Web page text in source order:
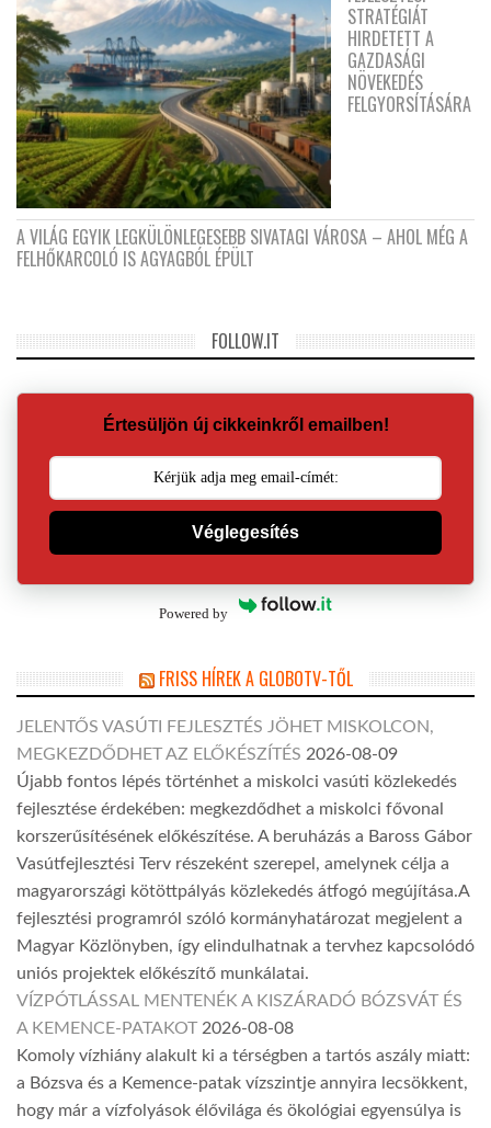
STRATÉGIÁT
HIRDETETT A
GAZDASÁGI
NÖVEKEDÉS
FELGYORSÍTÁSÁRA
A VILÁG EGYIK LEGKÜLÖNLEGESEBB SIVATAGI VÁROSA – AHOL MÉG A
FELHŐKARCOLÓ IS AGYAGBÓL ÉPÜLT
FOLLOW.IT
Értesüljön új cikkeinkről emailben!
Véglegesítés
Powered by
FRISS HÍREK A GLOBOTV-TŐL
JELENTŐS VASÚTI FEJLESZTÉS JÖHET MISKOLCON,
MEGKEZDŐDHET AZ ELŐKÉSZÍTÉS 2026-08-09
Újabb fontos lépés történhet a miskolci vasúti közlekedés
fejlesztése érdekében: megkezdődhet a miskolci fővonal
korszerűsítésének előkészítése. A beruházás a Baross Gábor
Vasútfejlesztési Terv részeként szerepel, amelynek célja a
magyarországi kötöttpályás közlekedés átfogó megújítása.A
fejlesztési programról szóló kormányhatározat megjelent a
Magyar Közlönyben, így elindulhatnak a tervhez kapcsolódó
uniós projektek előkészítő munkálatai.
VÍZPÓTLÁSSAL MENTENÉK A KISZÁRADÓ BÓZSVÁT ÉS
A KEMENCE-PATAKOT 2026-08-08
Komoly vízhiány alakult ki a térségben a tartós aszály miatt:
a Bózsva és a Kemence-patak vízszintje annyira lecsökkent,
hogy már a vízfolyások élővilága és ökológiai egyensúlya is